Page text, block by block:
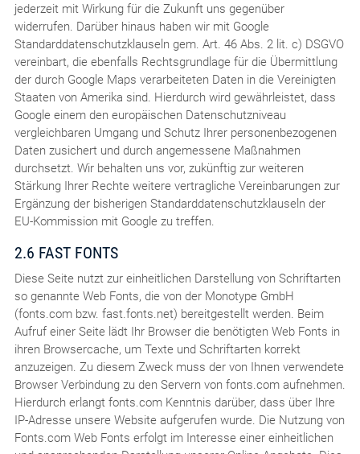
jederzeit mit Wirkung für die Zukunft uns gegenüber
widerrufen. Darüber hinaus haben wir mit Google
Standarddatenschutzklauseln gem. Art. 46 Abs. 2 lit. c) DSGVO
vereinbart, die ebenfalls Rechtsgrundlage für die Übermittlung
der durch Google Maps verarbeiteten Daten in die Vereinigten
Staaten von Amerika sind. Hierdurch wird gewährleistet, dass
Google einem den europäischen Datenschutzniveau
vergleichbaren Umgang und Schutz Ihrer personenbezogenen
Daten zusichert und durch angemessene Maßnahmen
durchsetzt. Wir behalten uns vor, zukünftig zur weiteren
Stärkung Ihrer Rechte weitere vertragliche Vereinbarungen zur
Ergänzung der bisherigen Standarddatenschutzklauseln der
EU-Kommission mit Google zu treffen.
2.6 FAST FONTS
Diese Seite nutzt zur einheitlichen Darstellung von Schriftarten
so genannte Web Fonts, die von der Monotype GmbH
(fonts.com bzw. fast.fonts.net) bereitgestellt werden. Beim
Aufruf einer Seite lädt Ihr Browser die benötigten Web Fonts in
ihren Browsercache, um Texte und Schriftarten korrekt
anzuzeigen. Zu diesem Zweck muss der von Ihnen verwendete
Browser Verbindung zu den Servern von fonts.com aufnehmen.
Hierdurch erlangt fonts.com Kenntnis darüber, dass über Ihre
IP-Adresse unsere Website aufgerufen wurde. Die Nutzung von
Fonts.com Web Fonts erfolgt im Interesse einer einheitlichen